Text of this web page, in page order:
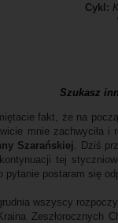
Cykl:
Szukasz
fakt, że na
mnie zachwyciła
Szarańskiej . Dziś
tej
pytanie postaram się
wszyscy
Zeszłorocznych